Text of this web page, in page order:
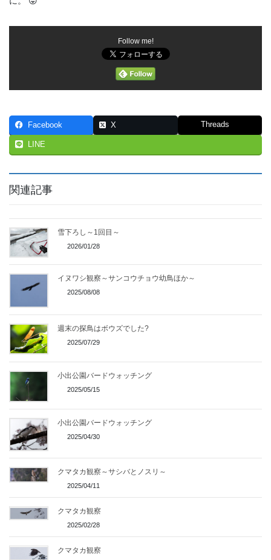
Follow me!
Facebook X Threads
LINE
関連記事
雪下ろし～1回目～
2026/01/28
イヌワシ観察～サンコウチョウ幼鳥ほか～
2025/08/08
週末の探鳥はボウズでした?
2025/07/29
小出公園バードウォッチング
2025/05/15
小出公園バードウォッチング
2025/04/30
クマタカ観察～サシバとノスリ～
2025/04/11
クマタカ観察
2025/02/28
クマタカ観察